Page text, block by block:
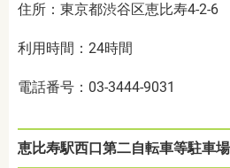
住所：東京都渋谷区恵比寿4-2-6
利用時間：24時間
電話番号：03-3444-9031
恵比寿駅西口第二自転車等駐車場